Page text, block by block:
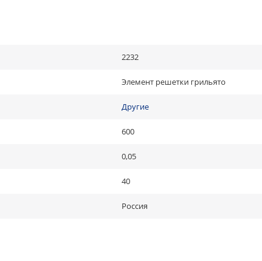
2232
Элемент решетки грильято
Другие
600
0,05
40
Россия